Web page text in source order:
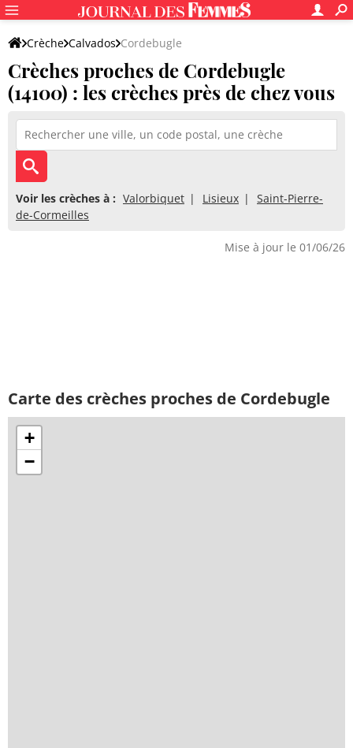
Crèche Calvados Cordebugle
Crèches proches de Cordebugle
(14100) : les crèches près de chez vous
Voir les crèches à : Valorbiquet Lisieux
Saint-Pierre-
de-Cormeilles
Mise à jour le 01/06/26
Carte des crèches proches de Cordebugle
+
−